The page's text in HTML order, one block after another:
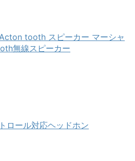
tooth スピーカー マーシャ
無線スピーカー
ロール対応ヘッドホン